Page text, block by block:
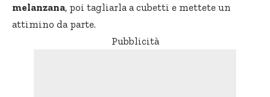
melanzana, poi tagliarla a cubetti e mettete un
attimino da parte.
Pubblicità